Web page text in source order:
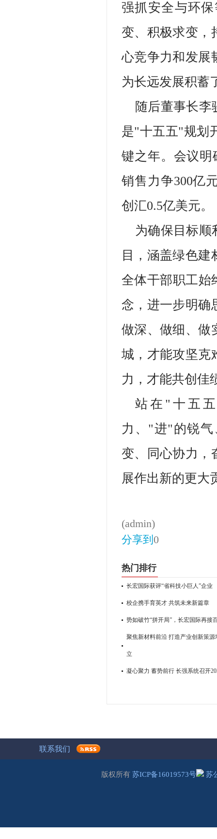
强抓安全与环
变、积极求变，
心竞争力和发展
为长远发展积蓄
随后董事长李
是"十五五"规划
键之年。会议明
销售力争300亿
创汇0.5亿美元。
为确保目标顺
目，涵盖绿色
全体干部职工始
念，进一步明确
做深、做细、做
城，才能攻坚克
力，才能共创佳
站在"十五
力、"进"的锐
变、同心协力，
展作出新的更大
(admin)
分享到 0
热门排行
长宏国际获评“省科技小巨人”企业
校企携手育英才 共筑未来新篇章
势如破竹“拼开局”，长宏国际再接
聚焦新材料前沿 打造产业创新策
立
凝心聚力 蓄势前行 长强系统召开
联系我们
版权所有 苏ICP备16019573号 苏